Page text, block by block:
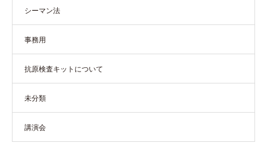
シーマン法
事務用
抗原検査キットについて
未分類
講演会